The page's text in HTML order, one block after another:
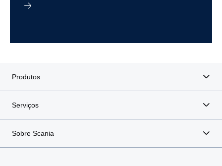
Produtos
Serviços
Sobre Scania